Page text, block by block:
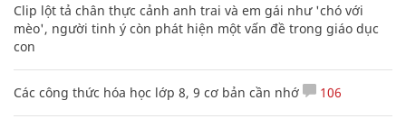
Clip lột tả chân thực cảnh anh trai và em gái như 'chó với
mèo', người tinh ý còn phát hiện một vấn đề trong giáo dục
con
Các công thức hóa học lớp 8, 9 cơ bản cần nhớ 106